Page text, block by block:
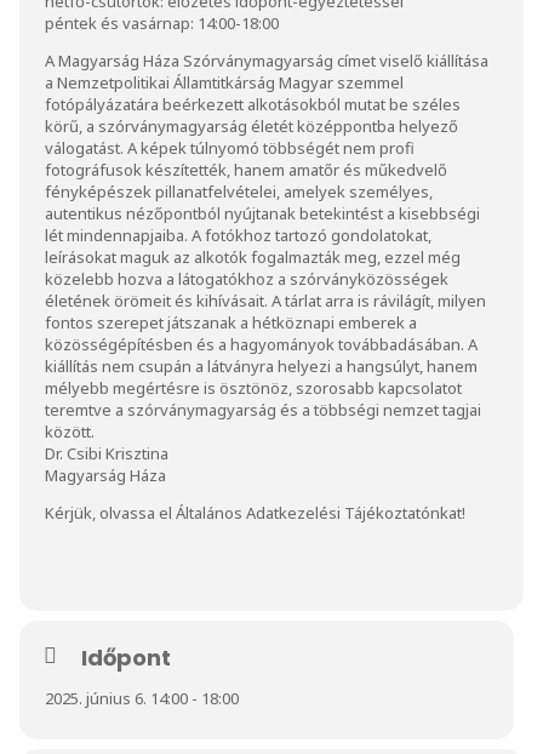
péntek és vasárnap: 14:00-18:00
A Magyarság Háza Szórványmagyarság címet viselő kiállítása
a Nemzetpolitikai Államtitkárság Magyar szemmel
fotópályázatára beérkezett alkotásokból mutat be széles
körű, a szórványmagyarság életét középpontba helyező
válogatást. A képek túlnyomó többségét nem profi
fotográfusok készítették, hanem amatőr és műkedvelő
fényképészek pillanatfelvételei, amelyek személyes,
autentikus nézőpontból nyújtanak betekintést a kisebbségi
lét mindennapjaiba. A fotókhoz tartozó gondolatokat,
leírásokat maguk az alkotók fogalmazták meg, ezzel még
közelebb hozva a látogatókhoz a szórványközösségek
életének örömeit és kihívásait. A tárlat arra is rávilágít, milyen
fontos szerepet játszanak a hétköznapi emberek a
közösségépítésben és a hagyományok továbbadásában. A
kiállítás nem csupán a látványra helyezi a hangsúlyt, hanem
mélyebb megértésre is ösztönöz, szorosabb kapcsolatot
teremtve a szórványmagyarság és a többségi nemzet tagjai
között.
Dr. Csibi Krisztina
Magyarság Háza
Kérjük, olvassa el Általános Adatkezelési Tájékoztatónkat!
Időpont
2025. június 6. 14:00 - 18:00